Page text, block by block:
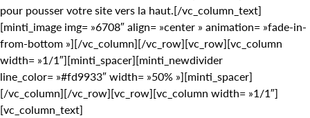
pour pousser votre site vers la haut.[/vc_column_text]
[minti_image img= »6708″ align= »center » animation= »fade-in-
from-bottom »][/vc_column][/vc_row][vc_row][vc_column
width= »1/1″][minti_spacer][minti_newdivider
line_color= »#fd9933″ width= »50% »][minti_spacer]
[/vc_column][/vc_row][vc_row][vc_column width= »1/1″]
[vc_column_text]